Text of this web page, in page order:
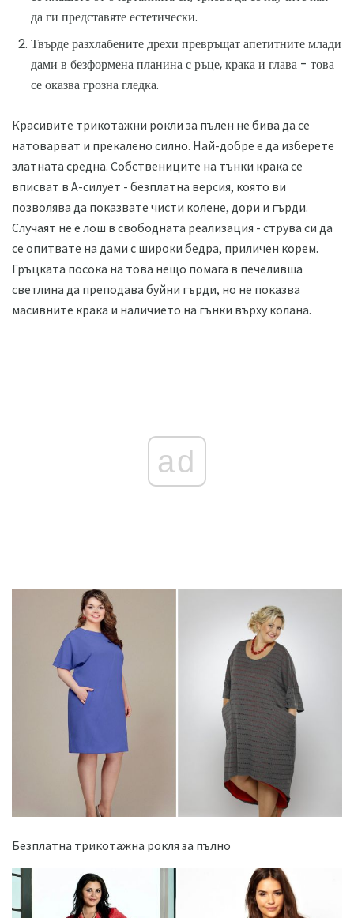
да ги представяте естетически.
Твърде разхлабените дрехи превръщат апетитните млади
дами в безформена планина с ръце, крака и глава - това
се оказва грозна гледка.
Красивите трикотажни рокли за пълен не бива да се
натоварват и прекалено силно. Най-добре е да изберете
златната средна. Собствениците на тънки крака се
вписват в A-силует - безплатна версия, която ви
позволява да показвате чисти колене, дори и гърди.
Случаят не е лош в свободната реализация - струва си да
се опитвате на дами с широки бедра, приличен корем.
Гръцката посока на това нещо помага в печеливша
светлина да преподава буйни гърди, но не показва
масивните крака и наличието на гънки върху колана.
ad
Безплатна трикотажна рокля за пълно